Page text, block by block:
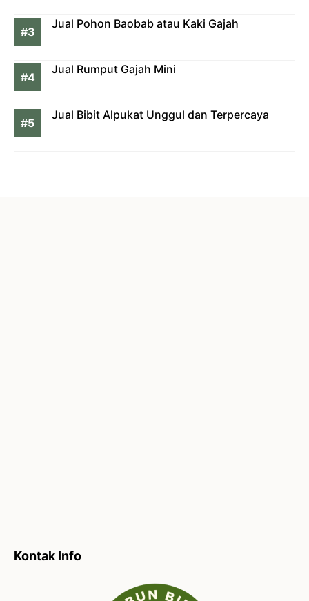
Jual Pohon Baobab atau Kaki Gajah
Jual Rumput Gajah Mini
Jual Bibit Alpukat Unggul dan Terpercaya
Kontak Info